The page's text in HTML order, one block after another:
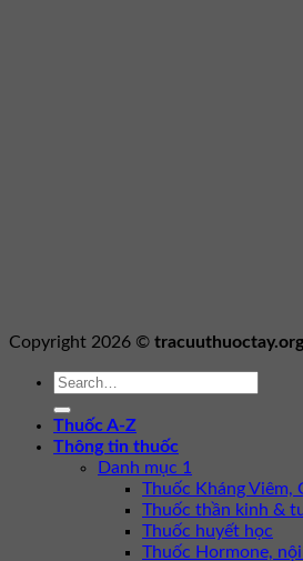
Copyright 2026 © tracuuthuoctay.org
Thuốc A-Z
Thông tin thuốc
Danh mục 1
Thuốc Kháng Viêm,
Thuốc thần kinh &
Thuốc huyết học
Thuốc Hormone,